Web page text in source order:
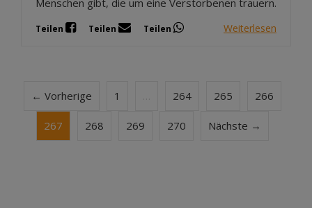
Menschen gibt, die um eine Verstorbenen trauern.
Teilen Teilen Teilen Weiterlesen
← Vorherige 1 264 265 266
267 268 269 270 Nächste →